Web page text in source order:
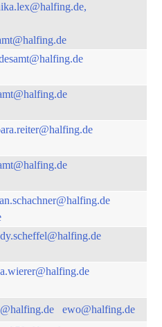
ewo@halfing.de